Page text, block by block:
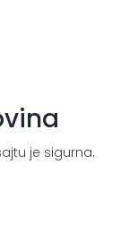
je sigurna.